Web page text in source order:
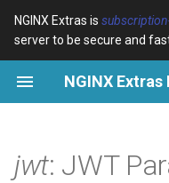
NGINX Extras is
server to be secure and
I
n
c
device-type
CentOS/RHEL 7 o
Rendimiento
RHEL/CentOS
jwt: JWT